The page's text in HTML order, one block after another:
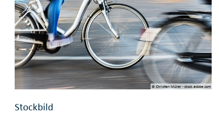
© Christian Müller - stock.adobe.com
Stockbild